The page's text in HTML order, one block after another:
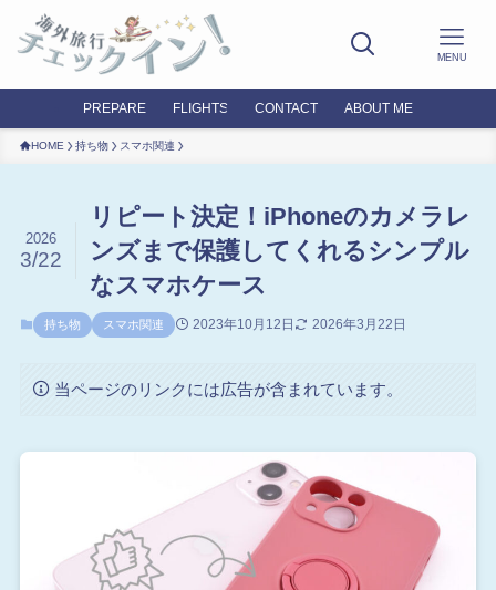
MENU
PREPARE FLIGHTS CONTACT ABOUT ME
HOME 持ち物 スマホ関連
リピート決定！iPhoneのカメラレ
ンズまで保護してくれるシンプル
なスマホケース
2026
3/22
持ち物 スマホ関連 2023年10月12日 2026年3月22日
当ページのリンクには広告が含まれています。